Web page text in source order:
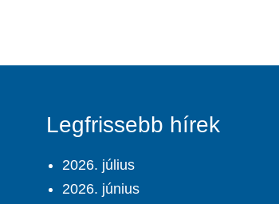
Legfrissebb hírek
2026. július
2026. június